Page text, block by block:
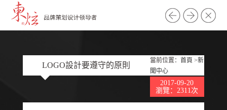
LOGO設計要遵守的原則
當前位置： 首頁 >新
聞中心
2017-09-20
瀏覽：2311次